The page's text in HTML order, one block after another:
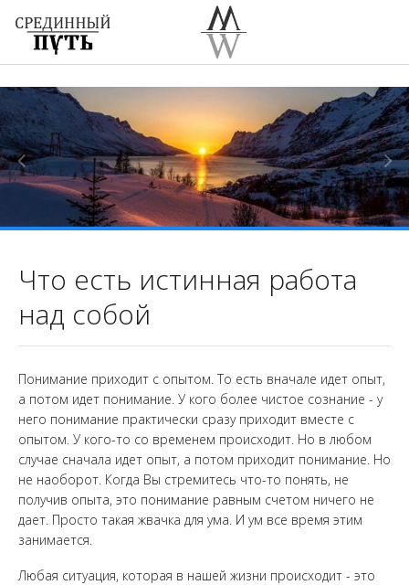
Что есть истинная работа
над собой
Понимание приходит с опытом. То есть вначале идет опыт,
а потом идет понимание. У кого более чистое сознание - у
него понимание практически сразу приходит вместе с
опытом. У кого-то со временем происходит. Но в любом
случае сначала идет опыт, а потом приходит понимание. Но
не наоборот. Когда Вы стремитесь что-то понять, не
получив опыта, это понимание равным счетом ничего не
дает. Просто такая жвачка для ума. И ум все время этим
занимается.
Любая ситуация, которая в нашей жизни происходит - это